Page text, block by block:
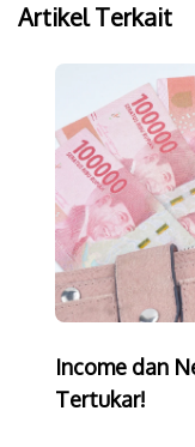
Artikel Terkait
Income dan
Tertukar!